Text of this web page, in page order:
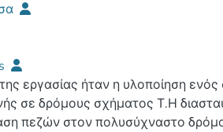
της εργασίας ήταν η υλοποίηση
σε δρόμους σχήματος Τ.Η
πεζών στον πολυσύχναστο